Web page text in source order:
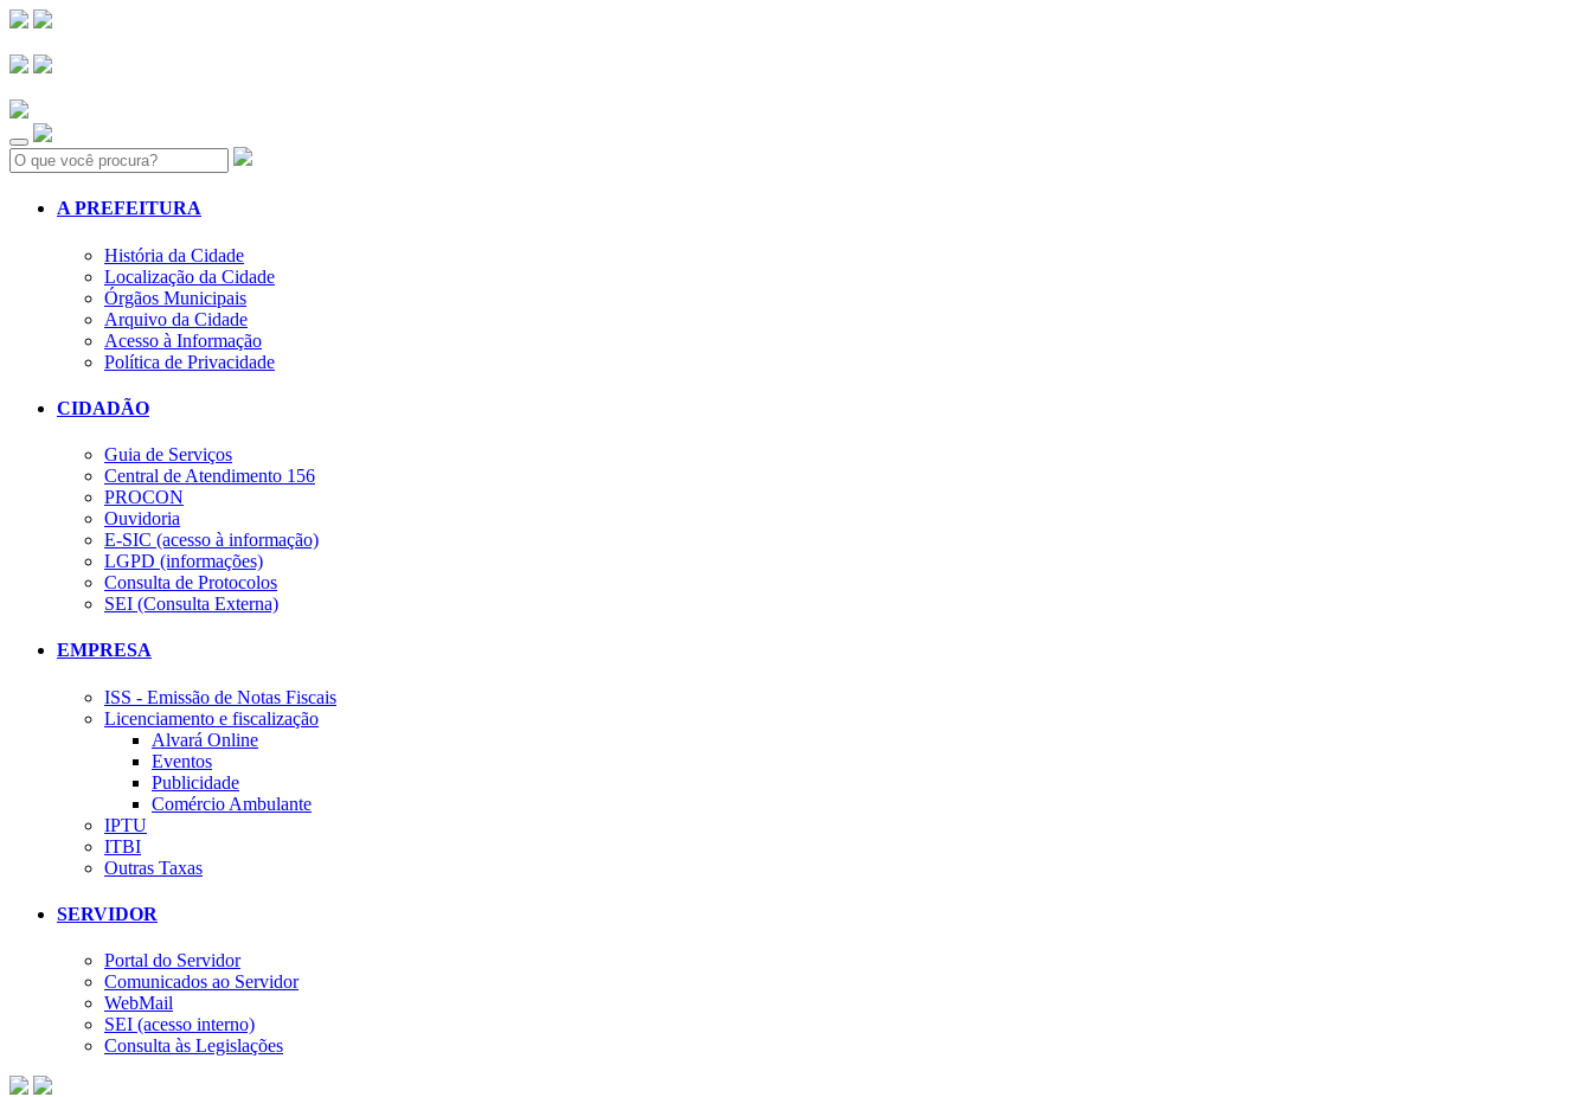
Search:
A PREFEITURA
História da Cidade
Localização da Cidade
Órgãos Municipais
Arquivo da Cidade
Acesso à Informação
Política de Privacidade
CIDADÃO
Guia de Serviços
Central de Atendimento 156
PROCON
Ouvidoria
E-SIC (acesso à informação)
LGPD (informações)
Consulta de Protocolos
SEI (Consulta Externa)
EMPRESA
ISS - Emissão de Notas Fiscais
Licenciamento e fiscalização
Alvará Online
Eventos
Publicidade
Comércio Ambulante
IPTU
ITBI
Outras Taxas
SERVIDOR
Portal do Servidor
Comunicados ao Servidor
WebMail
SEI (acesso interno)
Consulta às Legislações